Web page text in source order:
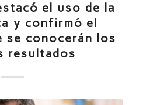
el uso de la
y confirmó el
se conocerán los
resultados